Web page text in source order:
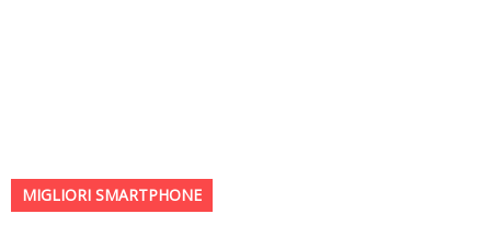
MIGLIORI SMARTPHONE